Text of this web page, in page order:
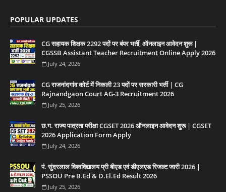
POPULAR UPDATES
CG सहायक शिक्षक 2292 पदों पर बंपर भर्ती, ऑनलाइन आवेदन शुरू |
CGSSB Assistant Teacher Recruitment Online Apply 2026
July 24, 2026
CG राजनांदगांव कोर्ट में निकली 23 पदों पर सरकारी भर्ती | CG
Rajnandgaon Court AG-3 Recruitment 2026
July 25, 2026
छ.ग. राज्य पात्रता परीक्षा CGSET 2026 ऑनलाइन आवेदन शुरू | CGSET
2026 Application Form Apply
July 24, 2026
पं. सुंदरलाल विश्वविद्यालय प्री बीएड एवं डीएलएड रिजल्ट जारी 2026 |
PSSOU Pre B.Ed & D.El.Ed Result 2026
July 25, 2026